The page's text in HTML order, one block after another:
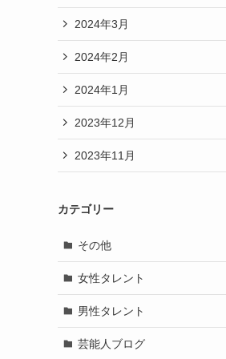
2024年3月
2024年2月
2024年1月
2023年12月
2023年11月
カテゴリー
その他
女性タレント
男性タレント
芸能人ブログ